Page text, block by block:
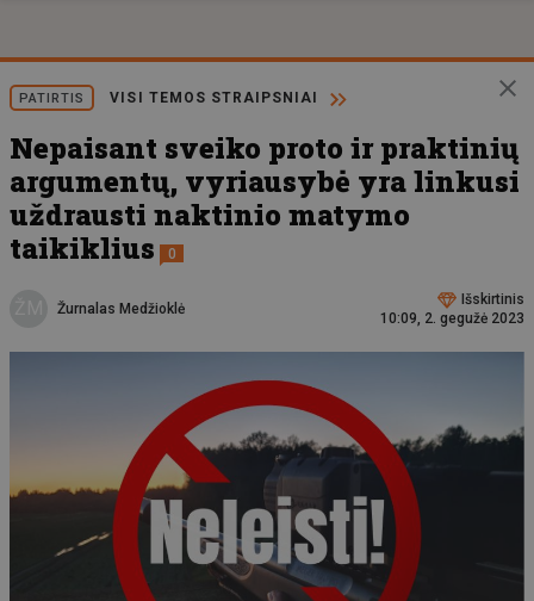
PATIRTIS VISI TEMOS STRAIPSNIAI
Nepaisant sveiko proto ir praktinių
argumentų, vyriausybė yra linkusi
uždrausti naktinio matymo
taikiklius
0
Žurnalas Medžioklė
Išskirtinis
10:09, 2. gegužė 2023